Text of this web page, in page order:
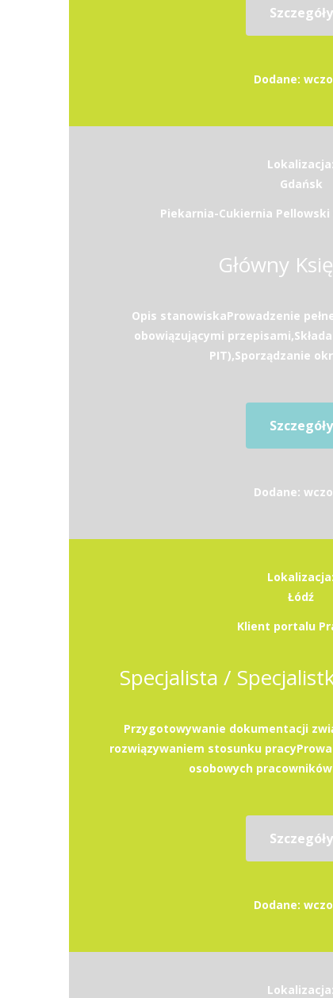
Szczegóły
Dodane:
Lokalizacja:
Gdańsk
Piekarnia-Cukiernia
Główny
Opis stanowiskaProwadzenie
obowiązującymi
PIT),Sporządzanie
Szczegóły
Dodane:
Lokalizacja:
Łódź
Klient portalu
Specjalista /
Przygotowywanie dokumentacji
rozwiązywaniem stosunku
osobowych
Szczegóły
Dodane:
Lokalizacja: